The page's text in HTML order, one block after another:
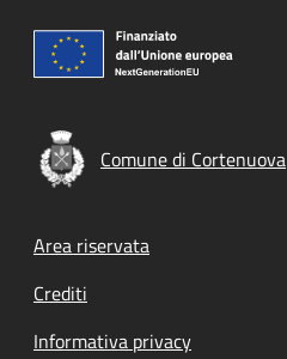
Comune di Cortenuova
Footer menu
Area riservata
Crediti
Informativa privacy